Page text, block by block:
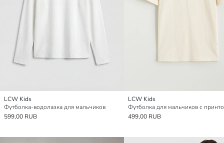
LCW Kids
Футболка-водолазка для мальчиков
599,00 RUB
LCW Kids
499,00 RUB